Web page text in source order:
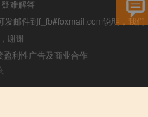
疑难解答
发邮件到f_fb#foxmail.com说明，我们
谢谢
利性广告及商业合作